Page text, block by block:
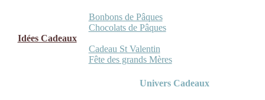
Bonbons de Pâques
Chocolats de Pâques
Idées Cadeaux
Cadeau St Valentin
Fête des grands Mères
Univers Cadeaux